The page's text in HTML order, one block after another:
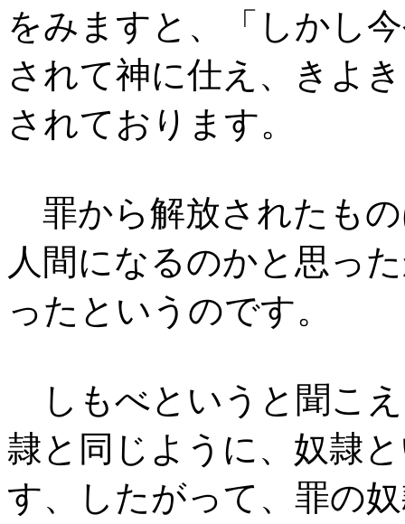
をみますと、「しかし
されて神に仕え、きよ
されております。
罪から解放されたも
人間になるのかと思っ
ったというのです。
しもべというと聞こ
隷と同じように、奴隷
す、したがって、罪の